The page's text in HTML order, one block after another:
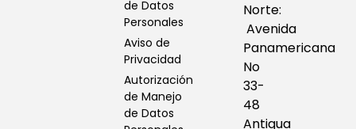
de Datos
Personales
Aviso de
Privacidad
Autorización
de Manejo
de Datos
Norte:
Avenida
Panamericana
No
33-
48
Antigua